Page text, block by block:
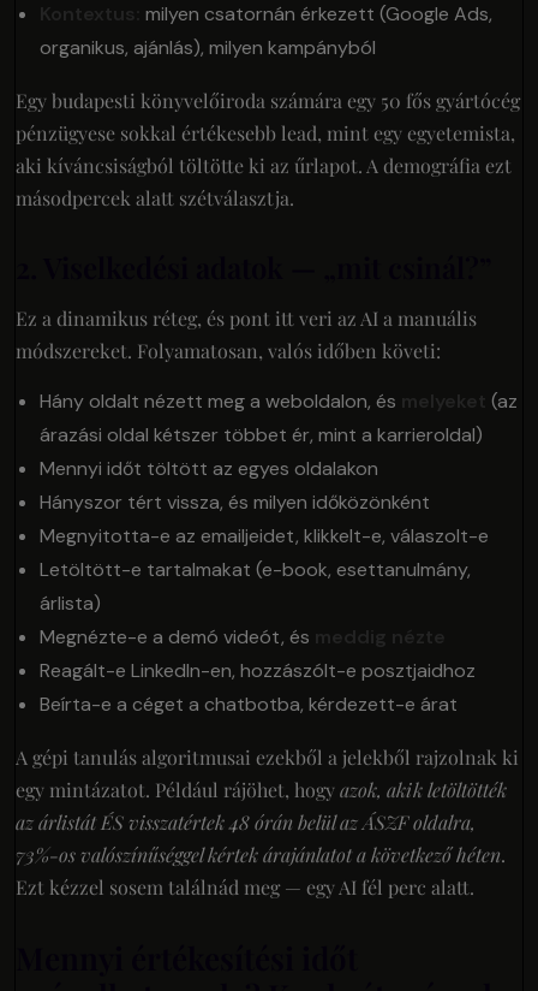
Kontextus:
milyen csatornán érkezett (Google Ads,
organikus, ajánlás), milyen kampányból
Egy budapesti könyvelőiroda számára egy 50 fős gyártócég
pénzügyese sokkal értékesebb lead, mint egy egyetemista,
aki kíváncsiságból töltötte ki az űrlapot. A demográfia ezt
másodpercek alatt szétválasztja.
Ez a dinamikus réteg, és pont itt veri az AI a manuális
módszereket. Folyamatosan, valós időben követi:
Hány oldalt nézett meg a weboldalon, és
melyeket
(az
árazási oldal kétszer többet ér, mint a karrieroldal)
Mennyi időt töltött az egyes oldalakon
Hányszor tért vissza, és milyen időközönként
Megnyitotta-e az emailjeidet, klikkelt-e, válaszolt-e
Letöltött-e tartalmakat (e-book, esettanulmány,
árlista)
Megnézte-e a demó videót, és
meddig nézte
Reagált-e LinkedIn-en, hozzászólt-e posztjaidhoz
Beírta-e a céget a chatbotba, kérdezett-e árat
A gépi tanulás algoritmusai ezekből a jelekből rajzolnak ki
egy mintázatot. Például rájöhet, hogyazok, akik letöltötték
az árlistát ÉS visszatértek 48 órán belül az ÁSZF oldalra,
73%-os valószínűséggel kértek árajánlatot a következő héten.
Ezt kézzel sosem találnád meg — egy AI fél perc alatt.